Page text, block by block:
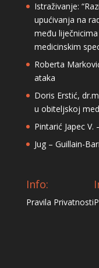
Istraživanje:
upućivanja na
među
medicinskim
Roberta
ataka
Doris Erstić,
u obiteljskoj
Pintarić Japec V.
Jug – Guillain-
Info:
Pravila Privatnosti